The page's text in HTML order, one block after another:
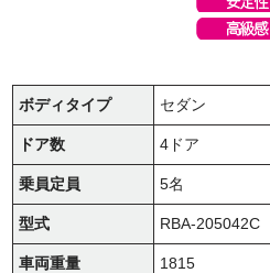
ボディタイプ セダン
ドア数 4ドア
乗員定員 5名
型式 RBA-205042C
車両重量 1815